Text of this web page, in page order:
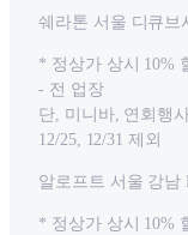
쉐라톤 서울 디큐브
* 정상가 상시 10%
- 전 업장
단, 미니바, 연회행
12/25, 12/31 제외
알로프트 서울 강남
* 정상가 상시 10%